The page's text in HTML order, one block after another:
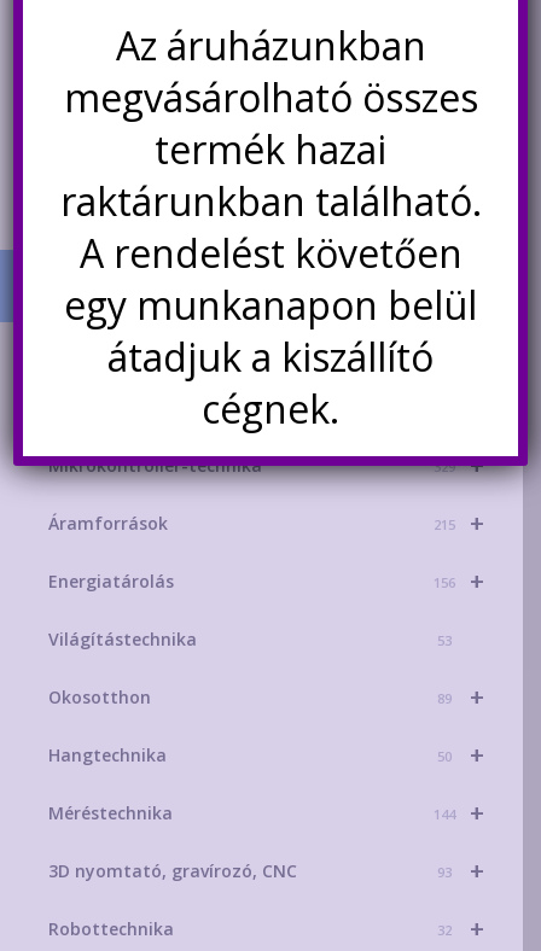
Kosárba teszem Kosárba teszem
TERMÉK KATEGÓRIÁK
+
Mikrokontroller-technika 329
+
Áramforrások 215
+
Energiatárolás 156
Világítástechnika 53
+
Okosotthon 89
+
Hangtechnika 50
+
Méréstechnika 144
+
3D nyomtató, gravírozó, CNC 93
+
Robottechnika 32
Az áruházunkban
megvásárolható összes
termék hazai
raktárunkban található.
A rendelést követően
egy munkanapon belül
átadjuk a kiszállító
cégnek.